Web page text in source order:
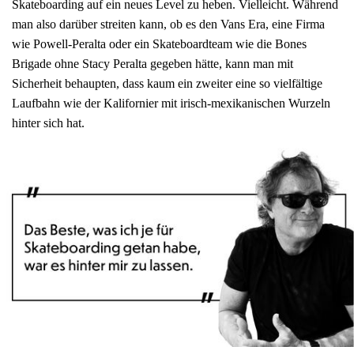
Skateboarding auf ein neues Level zu heben. Vielleicht. Während
man also darüber streiten kann, ob es den Vans Era, eine Firma
wie Powell-Peralta oder ein Skateboardteam wie die Bones
Brigade ohne Stacy Peralta gegeben hätte, kann man mit
Sicherheit behaupten, dass kaum ein zweiter eine so vielfältige
Laufbahn wie der Kalifornier mit irisch-mexikanischen Wurzeln
hinter sich hat.